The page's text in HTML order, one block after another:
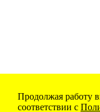
Продолжая работу
соответствии с